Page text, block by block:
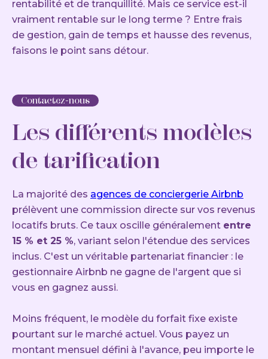
rentabilité et de tranquillité. Mais ce service est-il
vraiment rentable sur le long terme ? Entre frais
de gestion, gain de temps et hausse des revenus,
faisons le point sans détour.
Contactez-nous
Les différents modèles
de tarification
La majorité des agences de conciergerie Airbnb
prélèvent une commission directe sur vos revenus
locatifs bruts. Ce taux oscille généralement entre
15 % et 25 %, variant selon l'étendue des services
inclus. C'est un véritable partenariat financier : le
gestionnaire Airbnb ne gagne de l'argent que si
vous en gagnez aussi.
Moins fréquent, le modèle du forfait fixe existe
pourtant sur le marché actuel. Vous payez un
montant mensuel défini à l'avance, peu importe le